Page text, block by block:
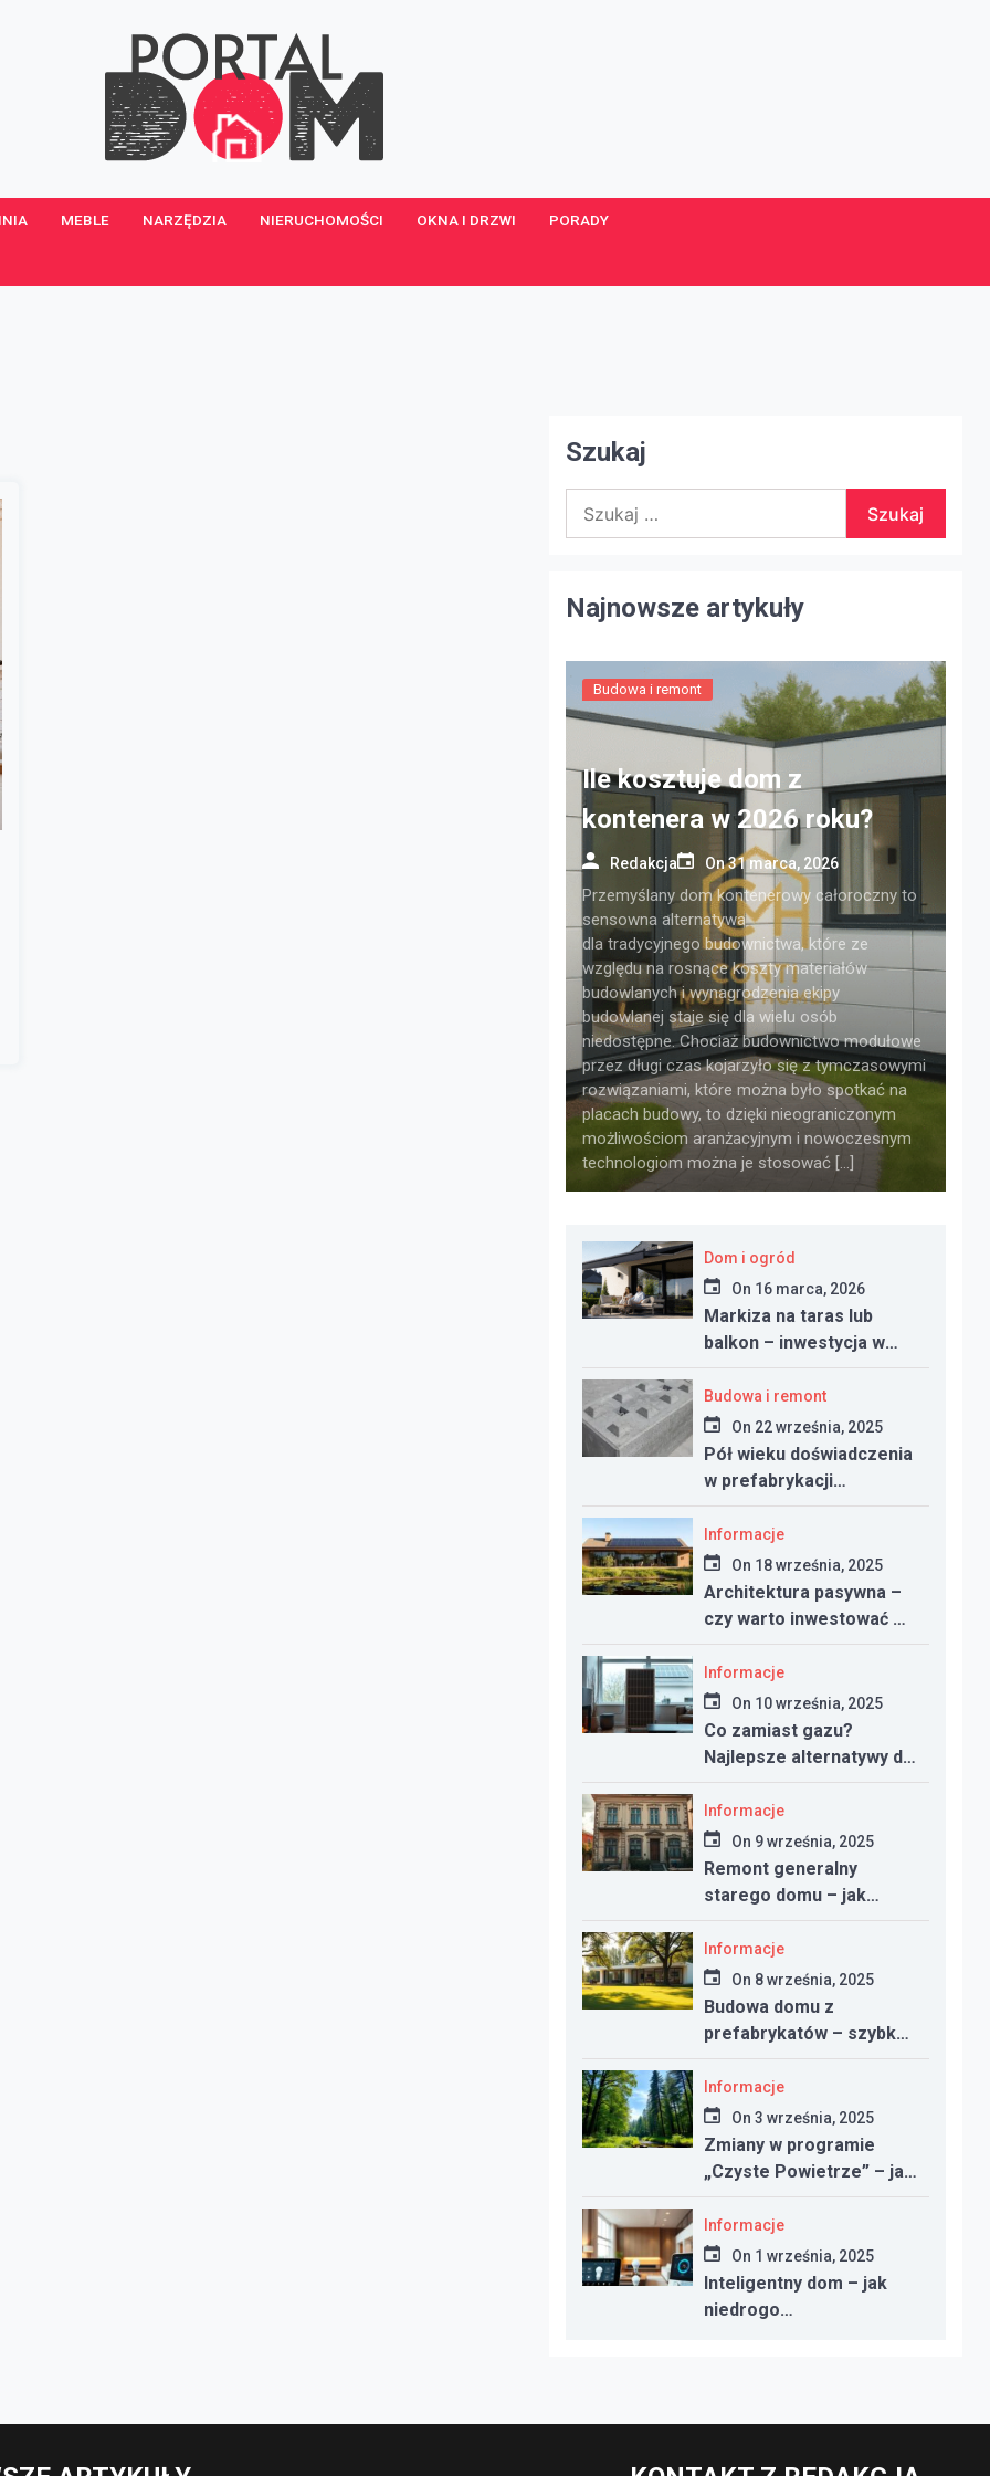
MEBLE NARZĘDZIA NIERUCHOMOŚCI OKNA I DRZWI PORADY
Szukaj
Najnowsze artykuły
Budowa i remont
Ile kosztuje dom z
kontenera w 2026 roku?
Redakcja On31 marca, 2026
Przemyślany dom kontenerowy całoroczny to
sensowna alternatywa
dla tradycyjnego budownictwa, które ze
względu na rosnące koszty materiałów
budowlanych i wynagrodzenia ekipy
budowlanej staje się dla wielu osób
niedostępne. Chociaż budownictwo modułowe
przez długi czas kojarzyło się z tymczasowymi
rozwiązaniami, które można było spotkać na
placach budowy, to dzięki nieograniczonym
możliwościom aranżacyjnym i nowoczesnym
technologiom można je stosować […]
Dom i ogród
On 16 marca, 2026
Markiza na taras lub
balkon – inwestycja w
komfort, estetykę i
funkcjonalność
przestrzeni
Budowa i remont
On 22 września, 2025
Pół wieku doświadczenia
w prefabrykacji
betonowej
Informacje
On 18 września, 2025
Architektura pasywna –
czy warto inwestować w
dom energooszczędny?
Informacje
On 10 września, 2025
Co zamiast gazu?
Najlepsze alternatywy dla
ogrzewania w nowym
domu
Informacje
On 9 września, 2025
Remont generalny
starego domu – jak
zacząć, ile kosztuje i na
co uważać
Informacje
On 8 września, 2025
Budowa domu z
prefabrykatów – szybko,
nowocześnie i taniej?
Informacje
On 3 września, 2025
Zmiany w programie
„Czyste Powietrze” – jak
uzyskać dotację w 2025
roku
Informacje
On 1 września, 2025
Inteligentny dom – jak
niedrogo